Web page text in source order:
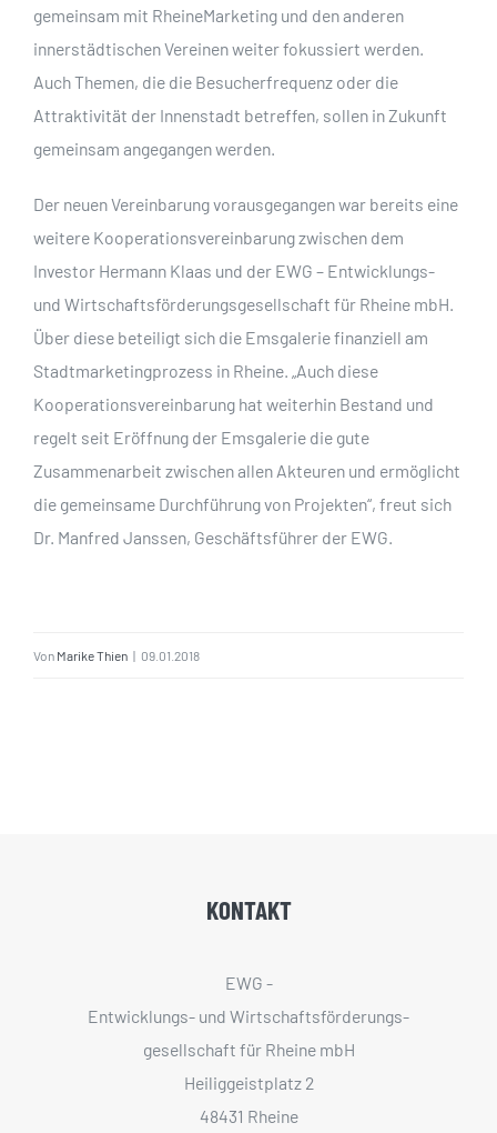
gemeinsam mit RheineMarketing und den anderen
innerstädtischen Vereinen weiter fokussiert werden.
Auch Themen, die die Besucherfrequenz oder die
Attraktivität der Innenstadt betreffen, sollen in Zukunft
gemeinsam angegangen werden.
Der neuen Vereinbarung vorausgegangen war bereits eine
weitere Kooperationsvereinbarung zwischen dem
Investor Hermann Klaas und der EWG – Entwicklungs-
und Wirtschaftsförderungsgesellschaft für Rheine mbH.
Über diese beteiligt sich die Emsgalerie finanziell am
Stadtmarketingprozess in Rheine. „Auch diese
Kooperationsvereinbarung hat weiterhin Bestand und
regelt seit Eröffnung der Emsgalerie die gute
Zusammenarbeit zwischen allen Akteuren und ermöglicht
die gemeinsame Durchführung von Projekten“, freut sich
Dr. Manfred Janssen, Geschäftsführer der EWG.
Von Marike Thien | 09.01.2018
KONTAKT
EWG -
Entwicklungs- und Wirtschaftsförderungs­
gesellschaft für Rheine mbH
Heiliggeistplatz 2
48431 Rheine